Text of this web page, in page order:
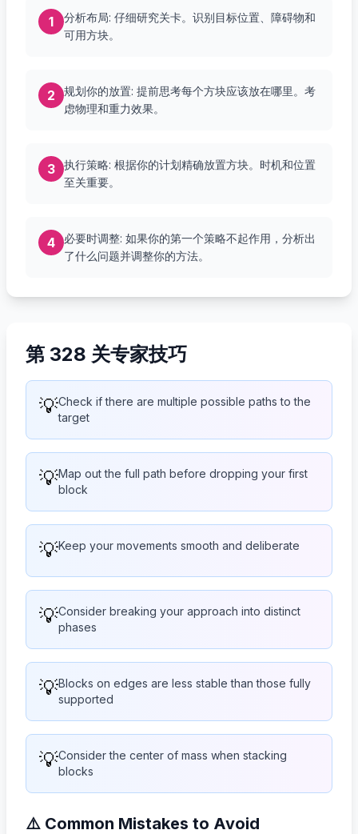
1
分析布局: 仔细研究关卡。识别目标位置、障碍物和
可用方块。
2
规划你的放置: 提前思考每个方块应该放在哪里。考
虑物理和重力效果。
3
执行策略: 根据你的计划精确放置方块。时机和位置
至关重要。
4
必要时调整: 如果你的第一个策略不起作用，分析出
了什么问题并调整你的方法。
第 328 关专家技巧
💡Check if there are multiple possible paths to the
target
💡Map out the full path before dropping your first
block
💡Keep your movements smooth and deliberate
💡Consider breaking your approach into distinct
phases
💡Blocks on edges are less stable than those fully
supported
💡Consider the center of mass when stacking
blocks
⚠️ Common Mistakes to Avoid